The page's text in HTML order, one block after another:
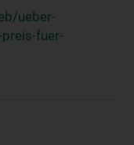
ueber-
fuer-